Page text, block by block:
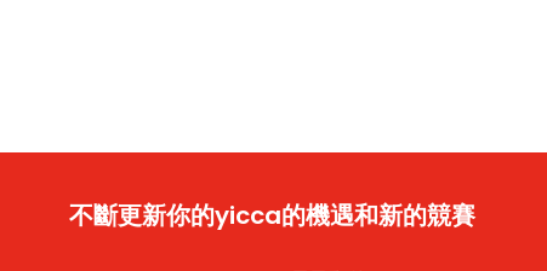
不斷更新你的yicca的機遇和新的競賽